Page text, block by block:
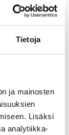
Tietoja
ja mainosten
Lisäksi
analytiikka-
ja